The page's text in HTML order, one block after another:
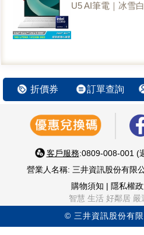
U5 AI筆電｜冰雪
折價券 訂單查詢
客戶服務:0809-008-001 (
營業人名稱: 三井資訊股份有限
購物須知 | 隱私權
智慧 生活 好鄰居 嚴
© 三井資訊股份有